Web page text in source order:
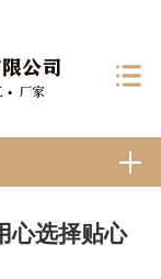
心选择贴心